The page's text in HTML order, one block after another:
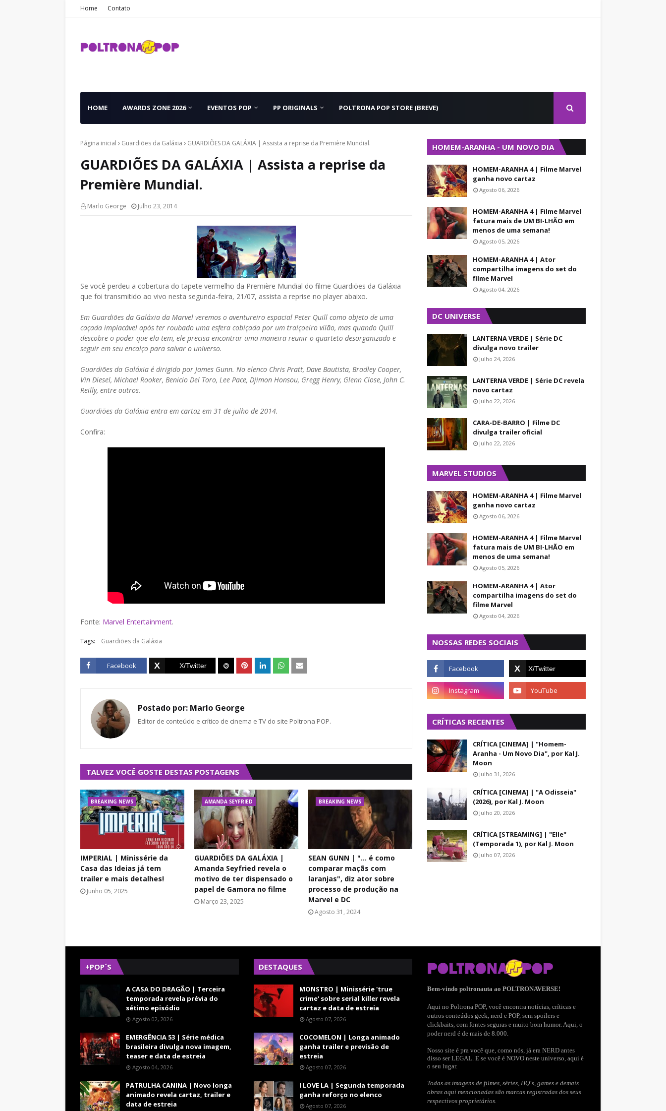
Home Contato
HOME AWARDS ZONE 2026 EVENTOS POP PP ORIGINALS POLTRONA POP STORE (BREVE)
Página inicial Guardiões da Galáxia GUARDIÕES DA GALÁXIA | Assista a reprise da Première Mundial.
GUARDIÕES DA GALÁXIA | Assista a reprise da
Première Mundial.
Marlo George Julho 23, 2014
Se você perdeu a cobertura do tapete vermelho da Première Mundial do filme Guardiões da Galáxia
que foi transmitido ao vivo nesta segunda-feira, 21/07, assista a reprise no player abaixo.
Em Guardiões da Galáxia da Marvel veremos o aventureiro espacial Peter Quill como objeto de uma
caçada implacável após ter roubado uma esfera cobiçada por um traiçoeiro vilão, mas quando Quill
descobre o poder que ela tem, ele precisa encontrar uma maneira reunir o quarteto desorganizado e
seguir em seu encalço para salvar o universo.
Guardiões da Galáxia é dirigido por James Gunn. No elenco Chris Pratt, Dave Bautista, Bradley Cooper,
Vin Diesel, Michael Rooker, Benicio Del Toro, Lee Pace, Djimon Honsou, Gregg Henry, Glenn Close, John C.
Reilly, entre outros.
Guardiões da Galáxia entra em cartaz em 31 de julho de 2014.
Confira:
Fonte: Marvel Entertainment.
Tags: Guardiões da Galáxia
Facebook
Postado por: Marlo George
Editor de conteúdo e crítico de cinema e TV do site Poltrona POP.
TALVEZ VOCÊ GOSTE DESTAS POSTAGENS
BREAKING NEWS
IMPERIAL | Minissérie da
Casa das Ideias já tem
trailer e mais detalhes!
Junho 05, 2025
AMANDA SEYFRIED
GUARDIÕES DA GALÁXIA |
Amanda Seyfried revela o
motivo de ter dispensado o
papel de Gamora no filme
Março 23, 2025
BREAKING NEWS
SEAN GUNN | "... é como
comparar maçãs com
laranjas", diz ator sobre
processo de produção na
Marvel e DC
Agosto 31, 2024
HOMEM-ARANHA - UM NOVO DIA
HOMEM-ARANHA 4 | Filme Marvel
ganha novo cartaz
Agosto 06, 2026
HOMEM-ARANHA 4 | Filme Marvel
fatura mais de UM BI-LHÃO em
menos de uma semana!
Agosto 05, 2026
HOMEM-ARANHA 4 | Ator
compartilha imagens do set do
filme Marvel
Agosto 04, 2026
DC UNIVERSE
LANTERNA VERDE | Série DC
divulga novo trailer
Julho 24, 2026
LANTERNA VERDE | Série DC revela
novo cartaz
Julho 22, 2026
CARA-DE-BARRO | Filme DC
divulga trailer oficial
Julho 22, 2026
MARVEL STUDIOS
HOMEM-ARANHA 4 | Filme Marvel
ganha novo cartaz
Agosto 06, 2026
HOMEM-ARANHA 4 | Filme Marvel
fatura mais de UM BI-LHÃO em
menos de uma semana!
Agosto 05, 2026
HOMEM-ARANHA 4 | Ator
compartilha imagens do set do
filme Marvel
Agosto 04, 2026
NOSSAS REDES SOCIAIS
CRÍTICAS RECENTES
CRÍTICA [CINEMA] | "Homem-
Aranha - Um Novo Dia", por Kal J.
Moon
Julho 31, 2026
CRÍTICA [CINEMA] | "A Odisseia"
(2026), por Kal J. Moon
Julho 20, 2026
CRÍTICA [STREAMING] | "Elle"
(Temporada 1), por Kal J. Moon
Julho 07, 2026
+POP´S
A CASA DO DRAGÃO | Terceira
temporada revela prévia do
sétimo episódio
Agosto 02, 2026
EMERGÊNCIA 53 | Série médica
brasileira divulga nova imagem,
teaser e data de estreia
Agosto 04, 2026
PATRULHA CANINA | Novo longa
animado revela cartaz, trailer e
data de estreia
DESTAQUES
MONSTRO | Minissérie 'true
crime' sobre serial killer revela
cartaz e data de estreia
Agosto 07, 2026
COCOMELON | Longa animado
ganha trailer e previsão de
estreia
Agosto 07, 2026
I LOVE LA | Segunda temporada
ganha reforço no elenco
Agosto 07, 2026
Bem-vindo poltronauta ao POLTRONAVERSE!
Aqui no Poltrona POP, você encontra notícias, críticas e
outros conteúdos geek, nerd e POP, sem spoilers e
clickbaits, com fontes seguras e muito bom humor. Aqui, o
poder nerd é de mais de 8.000.
Nosso site é pra você que, como nós, já era NERD antes
disso ser LEGAL. E se você é NOVO neste universo, aqui é
o seu lugar.
Todas as imagens de filmes, séries, HQ´s, games e demais
obras aqui mencionadas são marcas registradas dos seus
respectivos proprietários.